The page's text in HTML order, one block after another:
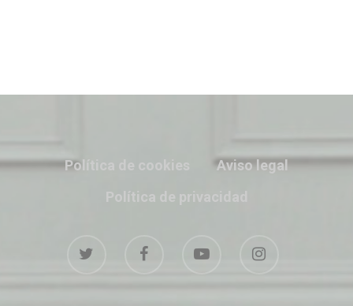
Política de cookies
Aviso legal